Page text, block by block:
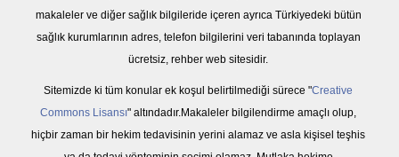
makaleler ve diğer sağlık bilgileride içeren ayrıca Türkiyedeki bütün
sağlık kurumlarının adres, telefon bilgilerini veri tabanında toplayan
ücretsiz, rehber web sitesidir.
Sitemizde ki tüm konular ek koşul belirtilmediği sürece "Creative
Commons Lisansı" altındadır.Makaleler bilgilendirme amaçlı olup,
hiçbir zaman bir hekim tedavisinin yerini alamaz ve asla kişisel teşhis